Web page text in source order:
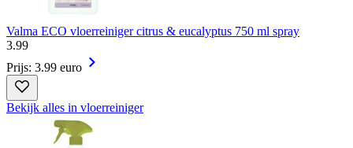
Valma ECO vloerreiniger citrus & eucalyptus 750 ml spray
3.99
Prijs: 3.99 euro
Bekijk alles in vloerreiniger